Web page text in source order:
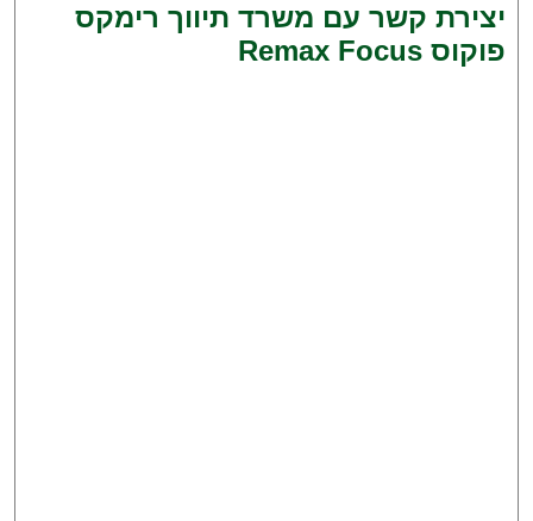
יצירת קשר עם משרד תיווך רימקס
פוקוס Remax Focus